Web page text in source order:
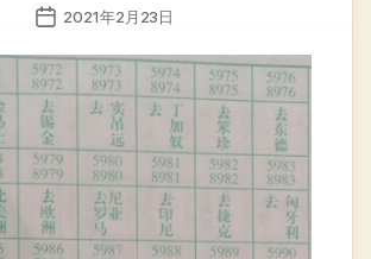
发
日
期
2021年2月23日